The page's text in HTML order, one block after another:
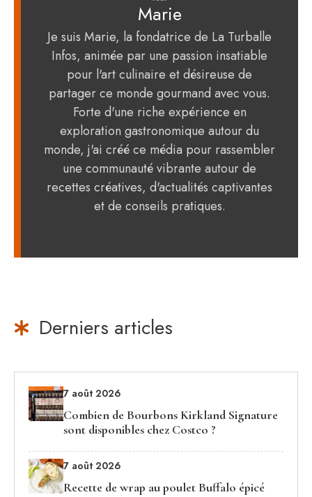
Marie
Je suis Marie, la fondatrice de La Turballe
Infos, animée par une passion insatiable
pour l'art culinaire et désireuse de
partager ce monde gourmand avec vous.
Forte d'une riche expérience en
exploration gastronomique autour du
monde, j'ai créé ce média pour rassembler
une communauté vibrante autour de
recettes créatives, d'actualités captivantes
et de conseils pratiques.
Derniers articles
7 août 2026
Combien de Bourbons Kirkland Signature
sont disponibles chez Costco ?
7 août 2026
Recette de wrap au poulet Buffalo épicé